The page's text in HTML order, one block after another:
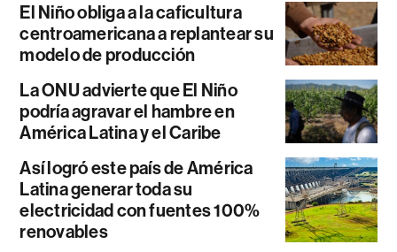
El Niño obliga a la caficultura
centroamericana a replantear su
modelo de producción
La ONU advierte que El Niño
podría agravar el hambre en
América Latina y el Caribe
Así logró este país de América
Latina generar toda su
electricidad con fuentes 100%
renovables